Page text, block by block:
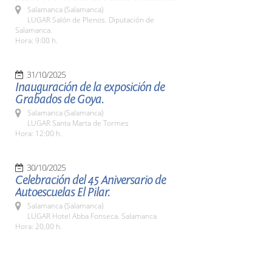
Salamanca (Salamanca)
LUGAR Salón de Plenos. Diputación de
Salamanca.
Hora: 9:00 h.
31/10/2025
Inauguración de la exposición de
Grabados de Goya.
Salamanca (Salamanca)
LUGAR Santa Marta de Tormes
Hora: 12:00 h.
30/10/2025
Celebración del 45 Aniversario de
Autoescuelas El Pilar.
Salamanca (Salamanca)
LUGAR Hotel Abba Fonseca. Salamanca
Hora: 20,00 h.